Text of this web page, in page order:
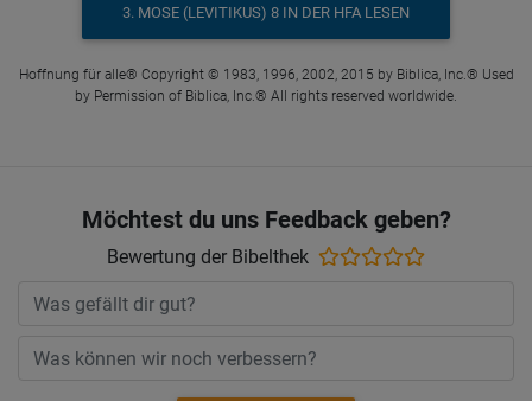
3. MOSE (LEVITIKUS) 8 IN DER HFA LESEN
Hoffnung für alle® Copyright © 1983, 1996, 2002, 2015 by Biblica, Inc.® Used
by Permission of Biblica, Inc.® All rights reserved worldwide.
Möchtest du uns Feedback geben?
Bewertung der Bibelthek